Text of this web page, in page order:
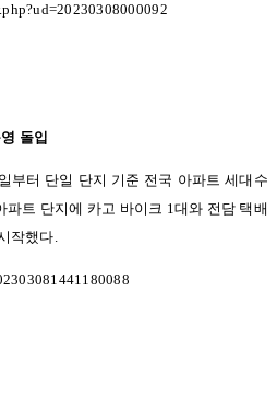
돌입
일부터 단일 단지 기준 전국 아파트 세대수
파트 단지에 카고 바이크 1대와 전담 택배
작했다.